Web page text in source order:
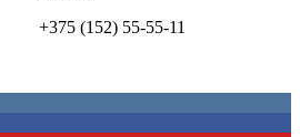
+375 (152) 55-55-11